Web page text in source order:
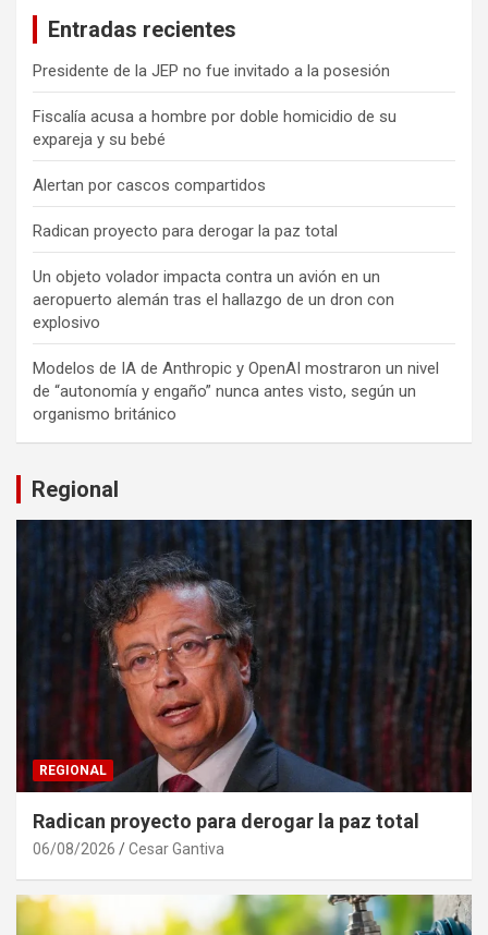
Entradas recientes
Presidente de la JEP no fue invitado a la posesión
Fiscalía acusa a hombre por doble homicidio de su
expareja y su bebé
Alertan por cascos compartidos
Radican proyecto para derogar la paz total
Un objeto volador impacta contra un avión en un
aeropuerto alemán tras el hallazgo de un dron con
explosivo
Modelos de IA de Anthropic y OpenAI mostraron un nivel
de “autonomía y engaño” nunca antes visto, según un
organismo británico
Regional
REGIONAL
Radican proyecto para derogar la paz total
06/08/2026 Cesar Gantiva